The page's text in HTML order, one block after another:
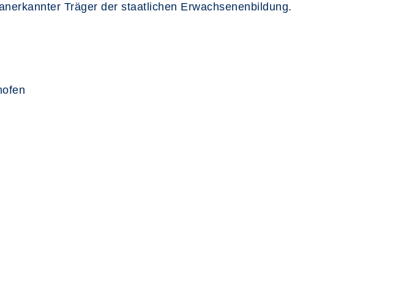
Träger der staatlichen Erwachsenenbildung.